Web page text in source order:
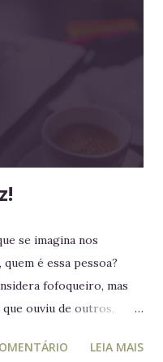
tinha ido tão longe a
e reinar do outro
dominassem colônias
aquele momento
em seus territórios
se imagina nos
é essa pessoa?
fofoqueiro, mas
ouviu de outros,
usando informaçõesLEIA MAIS